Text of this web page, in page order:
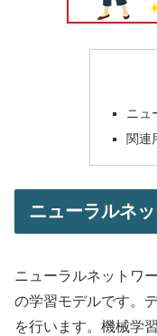
ニュ
関連
ニューラルネ
ニューラルネットワ
の学習モデルです。
を行います。機械学